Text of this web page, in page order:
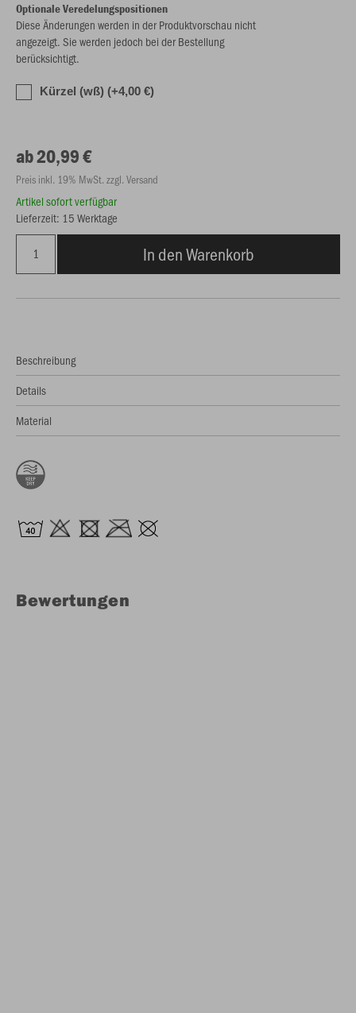
Optionale Veredelungspositionen
Diese Änderungen werden in der Produktvorschau nicht
angezeigt. Sie werden jedoch bei der Bestellung
berücksichtigt.
Kürzel (wß) (+4,00 €)
ab 20,99 €
Preis inkl. 19% MwSt. zzgl. Versand
Artikel sofort verfügbar
Lieferzeit: 15 Werktage
In den Warenkorb
Beschreibung
Details
Material
Bewertungen